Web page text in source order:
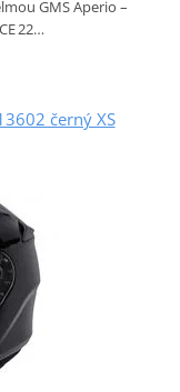
GMS Aperio –
22…
černý XS